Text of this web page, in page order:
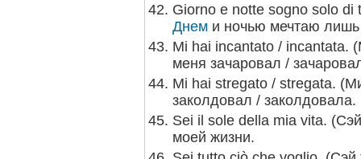
Giorno e notte sogno solo
Днем и ночью мечтаю лишь
Mi hai incantato / incantata.
меня зачаровал /
Mi hai stregato / stregata.
заколдовал / заколдовала.
Sei il sole della mia vita.
моей жизни.